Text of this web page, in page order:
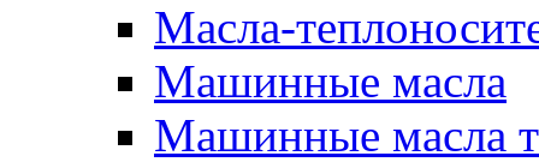
Масла-
Машинные масла
Машинные масла